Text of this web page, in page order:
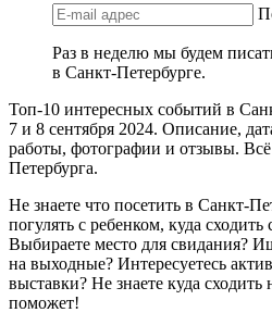
Раз в неделю мы будем
в Санкт-Петербурге.
Топ-10 интересных событий в
7 и 8 сентября 2024. Описание,
работы, фотографии и отзывы.
Петербурга.
Не знаете что посетить в Санкт-
погулять с ребенком, куда
Выбираете место для свидания?
на выходные? Интересуетесь
выставки? Не знаете куда
поможет!